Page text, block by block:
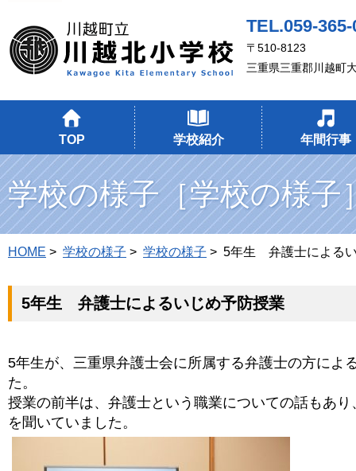
TEL.059-365-
〒510-8123
三重県三重郡川越町
TOP 学校紹介 年間行事
学校の様子［学校の様子
HOME > 学校の様子 > 学校の様子 > 5年生 弁護士による
5年生 弁護士によるいじめ予防授業
5年生が、三重県弁護士会に所属する弁護士の方によ
た。
授業の前半は、弁護士という職業についての話もあ
を聞いていました。